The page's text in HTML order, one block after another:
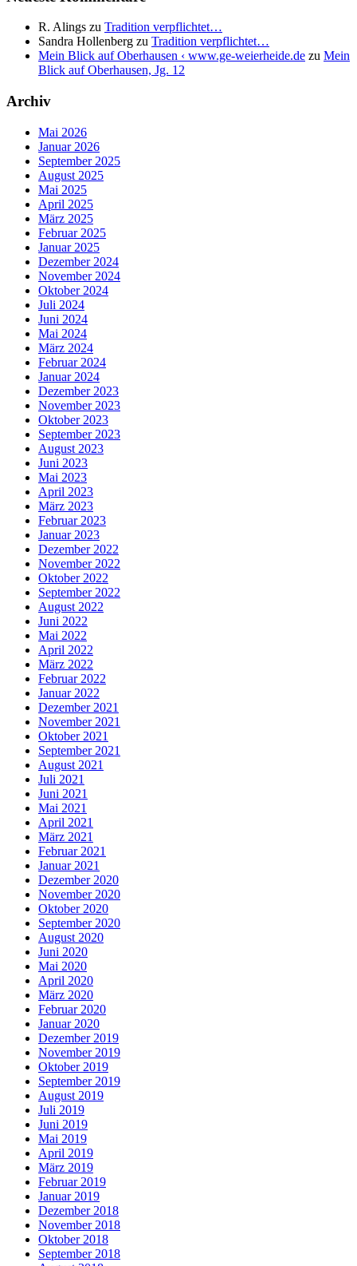
R. Alings zu Tradition verpflichtet…
Sandra Hollenberg zu Tradition verpflichtet…
Mein Blick auf Oberhausen ‹ www.ge-weierheide.de zu Mein
Blick auf Oberhausen, Jg. 12
Archiv
Mai 2026
Januar 2026
September 2025
August 2025
Mai 2025
April 2025
März 2025
Februar 2025
Januar 2025
Dezember 2024
November 2024
Oktober 2024
Juli 2024
Juni 2024
Mai 2024
März 2024
Februar 2024
Januar 2024
Dezember 2023
November 2023
Oktober 2023
September 2023
August 2023
Juni 2023
Mai 2023
April 2023
März 2023
Februar 2023
Januar 2023
Dezember 2022
November 2022
Oktober 2022
September 2022
August 2022
Juni 2022
Mai 2022
April 2022
März 2022
Februar 2022
Januar 2022
Dezember 2021
November 2021
Oktober 2021
September 2021
August 2021
Juli 2021
Juni 2021
Mai 2021
April 2021
März 2021
Februar 2021
Januar 2021
Dezember 2020
November 2020
Oktober 2020
September 2020
August 2020
Juni 2020
Mai 2020
April 2020
März 2020
Februar 2020
Januar 2020
Dezember 2019
November 2019
Oktober 2019
September 2019
August 2019
Juli 2019
Juni 2019
Mai 2019
April 2019
März 2019
Februar 2019
Januar 2019
Dezember 2018
November 2018
Oktober 2018
September 2018